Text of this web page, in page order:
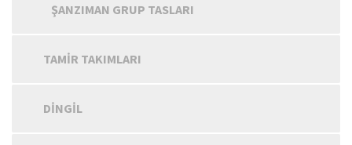
ŞANZIMAN GRUP TASLARI
TAMIR TAKIMLARI
DINGIL